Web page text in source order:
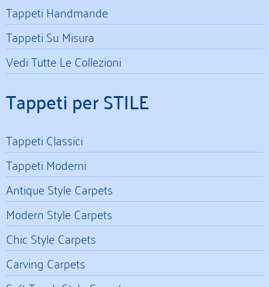
Tappeti Handmande
Tappeti Su Misura
Vedi Tutte Le Collezioni
Tappeti per STILE
Tappeti Classici
Tappeti Moderni
Antique Style Carpets
Modern Style Carpets
Chic Style Carpets
Carving Carpets